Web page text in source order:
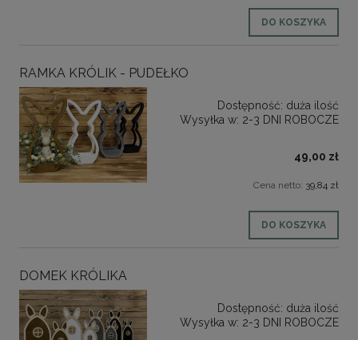
DO KOSZYKA
RAMKA KRÓLIK - PUDEŁKO
Dostępność: duża ilość
Wysyłka w: 2-3 DNI ROBOCZE
49,00 zł
Cena netto: 39,84 zł
DO KOSZYKA
DOMEK KRÓLIKA
Dostępność: duża ilość
Wysyłka w: 2-3 DNI ROBOCZE